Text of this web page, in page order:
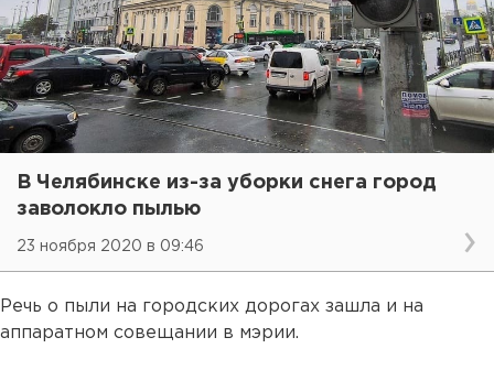
В Челябинске из-за уборки снега город
заволокло пылью
23 ноября 2020 в 09:46
Речь о пыли на городских дорогах зашла и на
аппаратном совещании в мэрии.